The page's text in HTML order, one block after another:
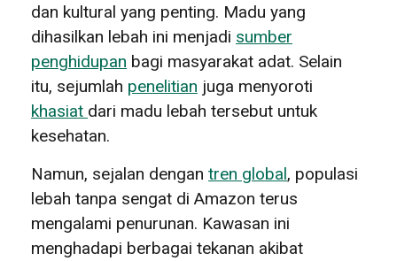
dan kultural yang penting. Madu yang
dihasilkan lebah ini menjadi sumber
penghidupan bagi masyarakat adat. Selain
itu, sejumlah penelitian juga menyoroti
khasiat dari madu lebah tersebut untuk
kesehatan.
Namun, sejalan dengan tren global, populasi
lebah tanpa sengat di Amazon terus
mengalami penurunan. Kawasan ini
menghadapi berbagai tekanan akibat